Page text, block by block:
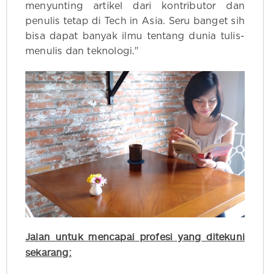
menyunting artikel dari kontributor dan
penulis tetap di Tech in Asia. Seru banget sih
bisa dapat banyak ilmu tentang dunia tulis-
menulis dan teknologi."
Jalan untuk mencapai profesi yang ditekuni
sekarang: